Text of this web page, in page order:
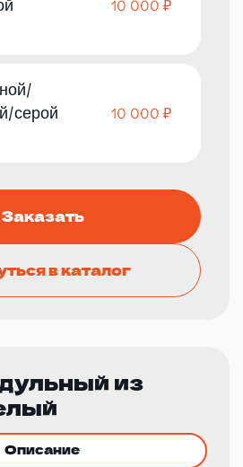
10 000 ₽
серой
10 000 ₽
Заказать
в каталог
из
Описание